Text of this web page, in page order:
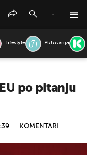
Lifestyle Putovanja
po pitanju
KOMENTARI